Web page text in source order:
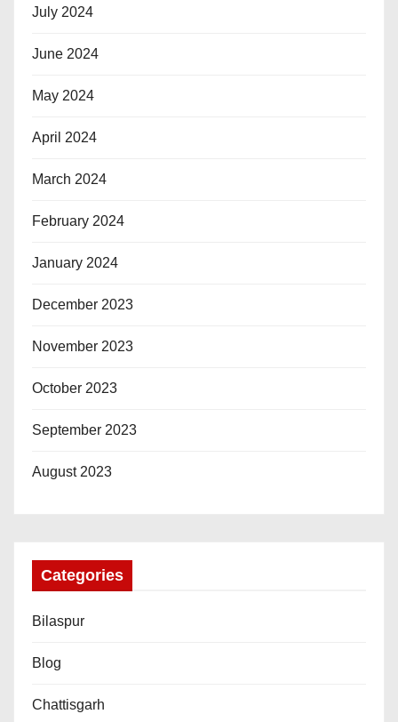
July 2024
June 2024
May 2024
April 2024
March 2024
February 2024
January 2024
December 2023
November 2023
October 2023
September 2023
August 2023
Categories
Bilaspur
Blog
Chattisgarh